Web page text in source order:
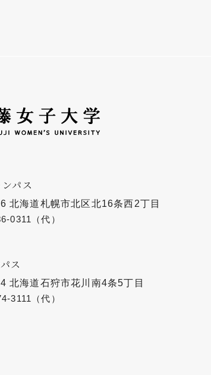
パス
北海道札幌市北区北16条西2丁目
0311 （代）
ス
北海道石狩市花川南4条5丁目
3111 （代）